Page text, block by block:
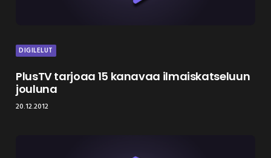
DIGILELUT
PlusTV tarjoaa 15 kanavaa ilmaiskatseluun
jouluna
20.12.2012